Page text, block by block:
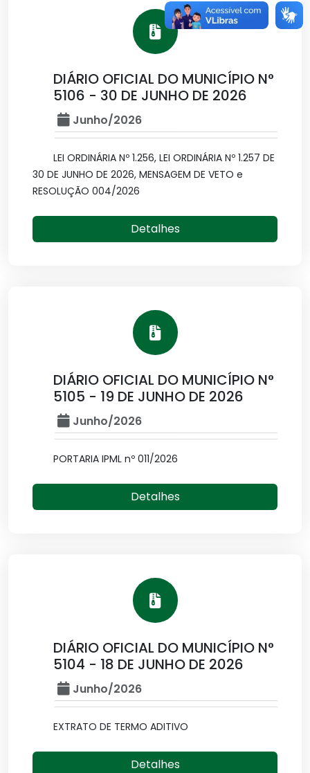
DIÁRIO OFICIAL DO MUNICÍPIO N°
5106 - 30 DE JUNHO DE 2026
Junho/2026
LEI ORDINÁRIA Nº 1.256, LEI ORDINÁRIA Nº 1.257 DE
30 DE JUNHO DE 2026, MENSAGEM DE VETO e
RESOLUÇÃO 004/2026
Detalhes
DIÁRIO OFICIAL DO MUNICÍPIO N°
5105 - 19 DE JUNHO DE 2026
Junho/2026
PORTARIA IPML nº 011/2026
Detalhes
DIÁRIO OFICIAL DO MUNICÍPIO N°
5104 - 18 DE JUNHO DE 2026
Junho/2026
EXTRATO DE TERMO ADITIVO
Detalhes